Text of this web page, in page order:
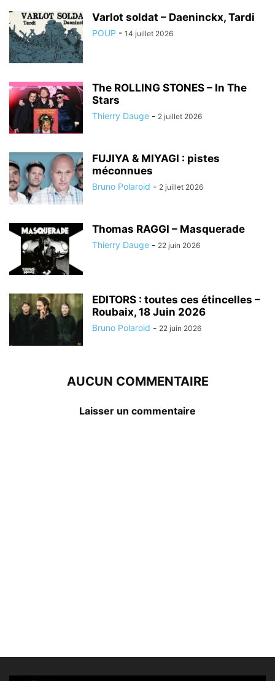
Varlot soldat – Daeninckx, Tardi
POUP - 14 juillet 2026
The ROLLING STONES – In The
Stars
Thierry Dauge - 2 juillet 2026
FUJIYA & MIYAGI : pistes
méconnues
Bruno Polaroid - 2 juillet 2026
Thomas RAGGI – Masquerade
Thierry Dauge - 22 juin 2026
EDITORS : toutes ces étincelles –
Roubaix, 18 Juin 2026
Bruno Polaroid - 22 juin 2026
AUCUN COMMENTAIRE
Laisser un commentaire